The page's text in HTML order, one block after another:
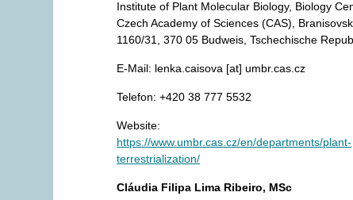
Institute of Plant Molecular Biology, Biology
Czech Academy of Sciences (CAS),
1160/31, 370 05 Budweis, Tschechische
E-Mail: lenka.caisova [at] umbr.cas.cz
Telefon: +420 38 777 5532
Website:
https://www.umbr.cas.cz/en/departments/plant-
terrestrialization/
Cláudia Filipa Lima Ribeiro, MSc